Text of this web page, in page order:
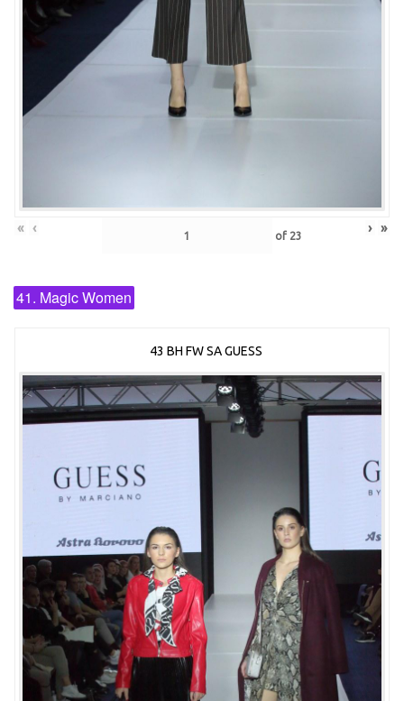
« ‹ of 23 › »
41. Magic Women
43 BH FW SA GUESS